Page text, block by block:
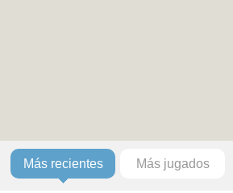
Más recientes Más jugados